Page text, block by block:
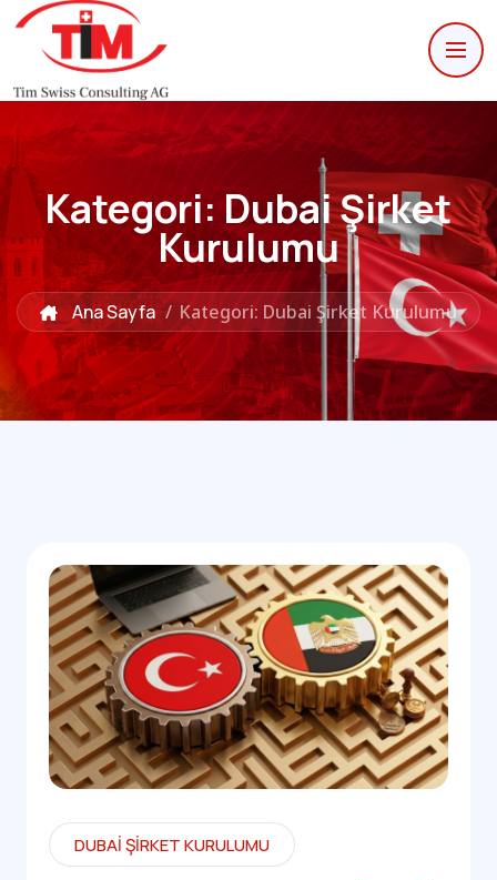
Kategori:Dubai Şirket
Kurulumu
Ana Sayfa / Kategori: Dubai Şirket Kurulumu
DUBAI ŞIRKET KURULUMU